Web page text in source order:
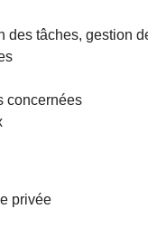
tâches, gestion
concernées
privée